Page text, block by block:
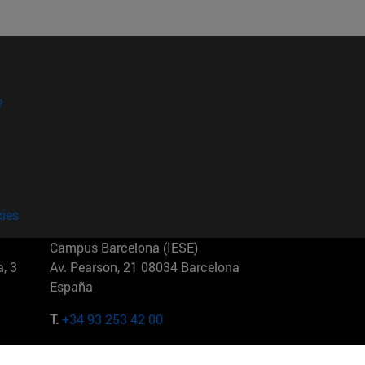
3
Campus Barcelona (IESE)
Av. Pearson, 21 08034 Barcelona
España
T.+34 93 253 42 00